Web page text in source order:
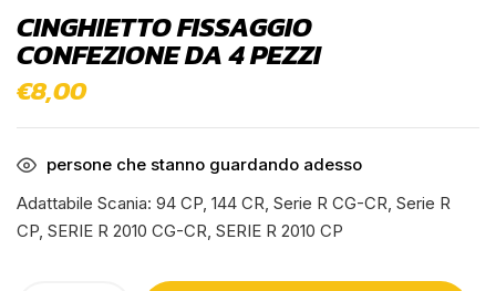
CINGHIETTO FISSAGGIO
CONFEZIONE DA 4 PEZZI
€8,00
persone che stanno guardando adesso
Adattabile Scania: 94 CP, 144 CR, Serie R CG-CR, Serie R
CP, SERIE R 2010 CG-CR, SERIE R 2010 CP
La vostra valutazione